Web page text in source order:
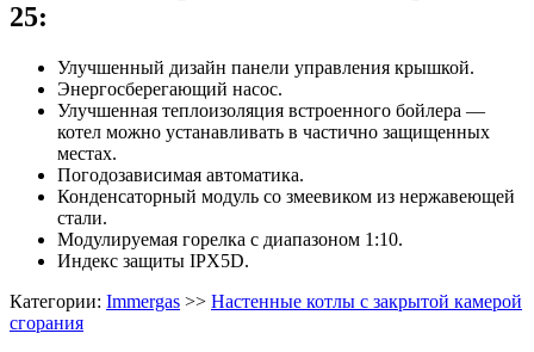
25:
Улучшенный дизайн панели управления крышкой.
Энергосберегающий насос.
Улучшенная теплоизоляция встроенного бойлера —
котел можно устанавливать в частично защищенных
местах.
Погодозависимая автоматика.
Конденсаторный модуль со змеевиком из нержавеющей
стали.
Модулируемая горелка с диапазоном 1:10.
Индекс защиты IPX5D.
Категории: Immergas >> Настенные котлы с закрытой камерой
сгорания